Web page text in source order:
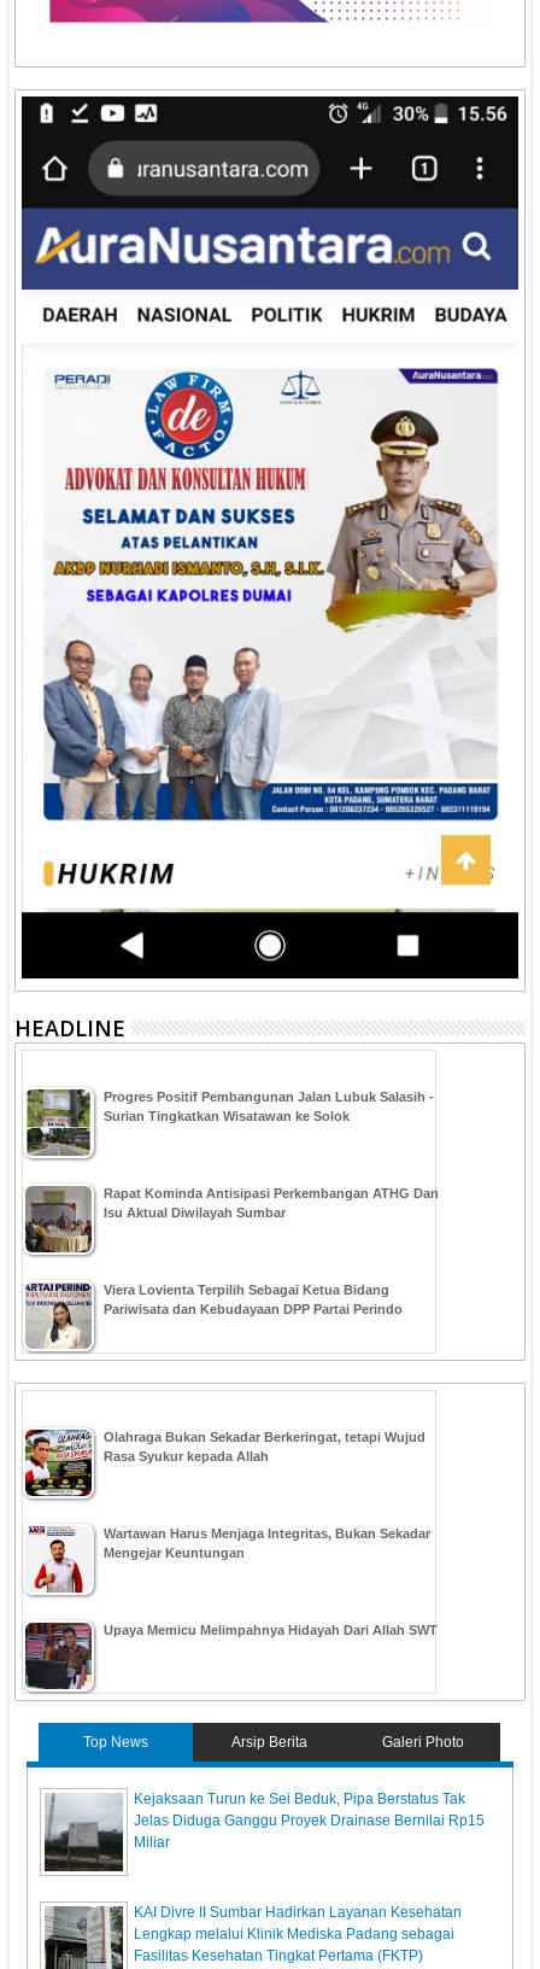
HEADLINE
Progres Positif Pembangunan Jalan Lubuk Salasih -
Surian Tingkatkan Wisatawan ke Solok
Rapat Kominda Antisipasi Perkembangan ATHG Dan
Isu Aktual Diwilayah Sumbar
Viera Lovienta Terpilih Sebagai Ketua Bidang
Pariwisata dan Kebudayaan DPP Partai Perindo
Olahraga Bukan Sekadar Berkeringat, tetapi Wujud
Rasa Syukur kepada Allah
Wartawan Harus Menjaga Integritas, Bukan Sekadar
Mengejar Keuntungan
Upaya Memicu Melimpahnya Hidayah Dari Allah SWT
Top News Arsip Berita Galeri Photo
Kejaksaan Turun ke Sei Beduk, Pipa Berstatus Tak
Jelas Diduga Ganggu Proyek Drainase Bernilai Rp15
Miliar
KAI Divre II Sumbar Hadirkan Layanan Kesehatan
Lengkap melalui Klinik Mediska Padang sebagai
Fasilitas Kesehatan Tingkat Pertama (FKTP)